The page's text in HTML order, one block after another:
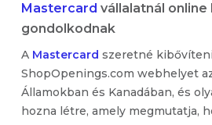
Mastercard vállalatnál
gondolkodnak
A Mastercard szeretné
ShopOpenings.com webhelyet
Államokban és Kanadában, és
hozna létre, amely megmutatja,